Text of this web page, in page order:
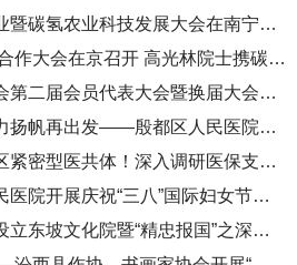
范围、超标准、超权限、强关联查封冻
的驱赶正在上班的员工，拉闸停电，致
岗失业在家，约500万元在机生产半成
权折腾而死。淳安法院的这一系列违法
环境条例》第十四条、第六十九条、
第八十六条、《杭州市优化营商环境条
关于“严禁超权限、超范围、超数额、
害当事人或者利害关系人、案外人等财
对能‘活封’的财产，尽量不进行‘死封’，
军･存亡之战》观
影座谈圆满结束
暨碳氢农业科技发展大会在南宁举
作大会在京召开 高光林院士携碳氢
赢
第二届会员代表大会暨换届大会顺
扬帆再出发——殷都区人民医院工
大会圆满举行
紧密型医共体！深入调研医保支付
院开展庆祝“三八”国际妇女节系
东坡文化院暨“精忠报国”之深圳